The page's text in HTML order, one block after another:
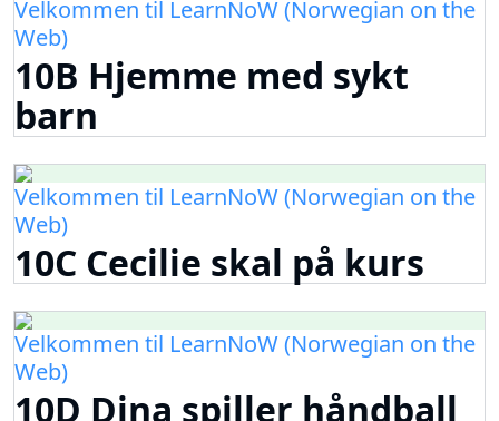
Velkommen til LearnNoW (Norwegian on the
Web)
10B Hjemme med sykt
barn
Velkommen til LearnNoW (Norwegian on the
Web)
10C Cecilie skal på kurs
Velkommen til LearnNoW (Norwegian on the
Web)
10D Dina spiller håndball